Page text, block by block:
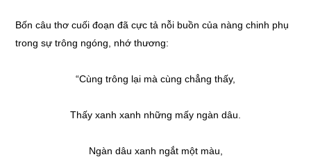
Bốn câu thơ cuối đoạn đã cực tả nỗi buồn của nàng chinh phụ
trong sự trông ngóng, nhớ thương:
“Cùng trông lại mà cùng chẳng thấy,
Thấy xanh xanh những mấy ngàn dâu.
Ngàn dâu xanh ngắt một màu,